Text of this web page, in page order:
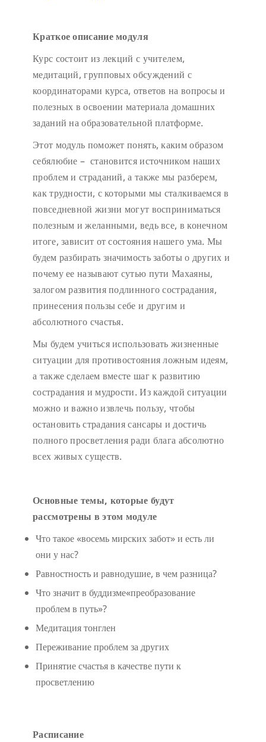
Краткое описание модуля
Курс состоит из лекций с учителем,
медитаций, групповых обсуждений с
координаторами курса, ответов на вопросы и
полезных в освоении материала домашних
заданий на образовательной платформе.
Этот модуль поможет понять, каким образом
себялюбие – становится источником наших
проблем и страданий, а также мы разберем,
как трудности, с которыми мы сталкиваемся в
повседневной жизни могут восприниматься
полезным и желанными, ведь все, в конечном
итоге, зависит от состояния нашего ума. Мы
будем разбирать значимость заботы о других и
почему ее называют сутью пути Махаяны,
залогом развития подлинного сострадания,
принесения пользы себе и другим и
абсолютного счастья.
Мы будем учиться использовать жизненные
ситуации для противостояния ложным идеям,
а также сделаем вместе шаг к развитию
сострадания и мудрости. Из каждой ситуации
можно и важно извлечь пользу, чтобы
остановить страдания сансары и достичь
полного просветления ради блага абсолютно
всех живых существ.
Основные темы, которые будут
рассмотрены в этом модуле
Что такое «восемь мирских забот» и есть ли
они у нас?
Равностность и равнодушие, в чем разница?
Что значит в буддизме«преобразование
проблем в путь»?
Медитация тонглен
Переживание проблем за других
Принятие счастья в качестве пути к
просветлению
Расписание